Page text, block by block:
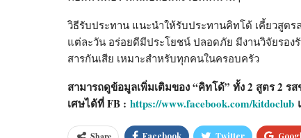
วิธีรับประทาน แนะนำให้รับประทานคิทโด้ เคี้ยวสูต
แต่ละวัน อร่อยดีมีประโยชน์ ปลอดภัย มีงานวิจัยรอง
สารกันเสีย เหมาะสำหรับทุกคนในครอบครัว
สามารถดูข้อมูลเพิ่มเติมของ “คิทโด้” ทั้ง 2 สูตร 2 ร
เศษได้ที่ FB : https://www.facebook.com/kitdoclub